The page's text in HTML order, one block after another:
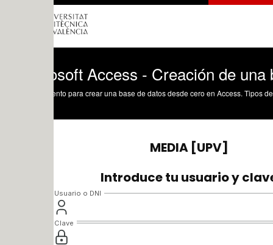
Access - Creación de una base